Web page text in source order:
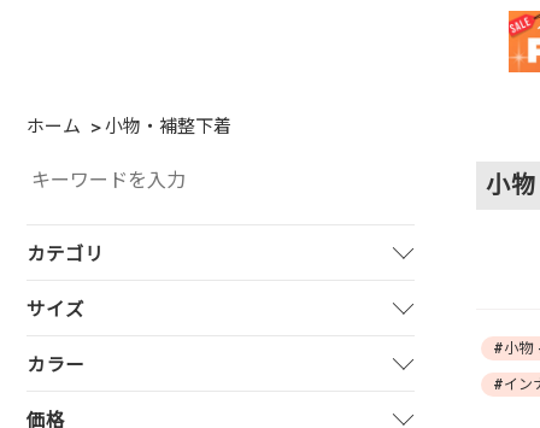
ホーム 小物・補整下着
サイズ
カラー
価格
小
#小物
#イン